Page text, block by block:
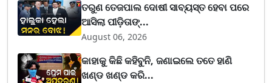
ତରୁଣ ତେଜପାଲ ଦୋଷୀ ସାବ୍ୟସ୍ତ ହେବା ପରେ
ଆସିଲା ପୀଡ଼ିତାଙ୍...
August 06, 2026
କାହାକୁ କିଛି କହିବୁନି, ଜଣାଇଲେ ତତେ ହାଣି
ଖଣ୍ଡ ଖଣ୍ଡ କରି...